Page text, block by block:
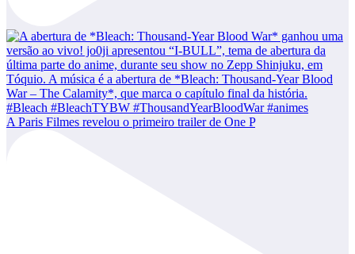
A Paris Filmes revelou o primeiro trailer de One P